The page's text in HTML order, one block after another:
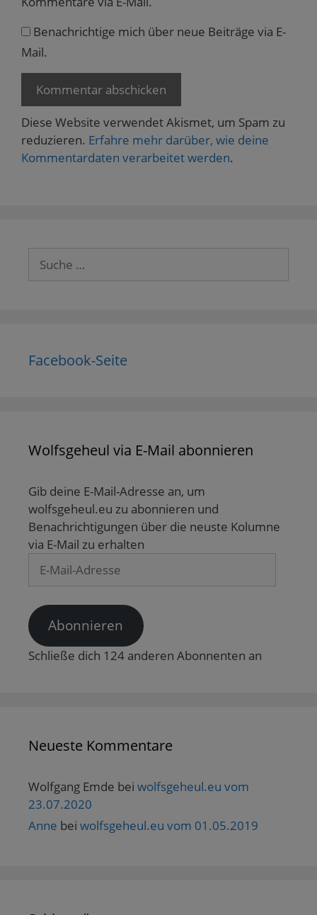
Benachrichtige mich über neue Beiträge via E-
Mail.
Diese Website verwendet Akismet, um Spam zu
reduzieren. Erfahre mehr darüber, wie deine
Kommentardaten verarbeitet werden.
Suche
nach:
Facebook-Seite
Wolfsgeheul via E-Mail abonnieren
Gib deine E-Mail-Adresse an, um
wolfsgeheul.eu zu abonnieren und
Benachrichtigungen über die neuste Kolumne
via E-Mail zu erhalten
Mail-
Abonnieren
Schließe dich 124 anderen Abonnenten an
Neueste Kommentare
Wolfgang Emde bei wolfsgeheul.eu vom
23.07.2020
Anne bei wolfsgeheul.eu vom 01.05.2019